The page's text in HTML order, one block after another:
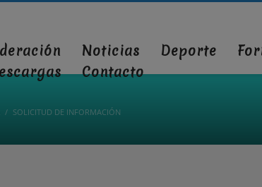
Noticias Deporte
Contacto
SOLICITUD DE INFORMACIÓN